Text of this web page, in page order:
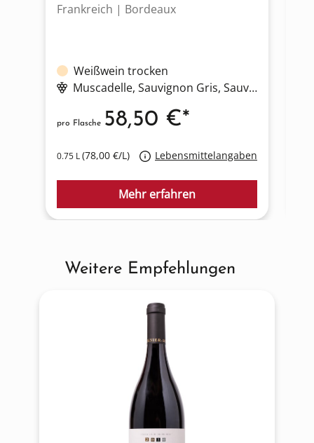
Frankreich | Bordeaux
Weißwein trocken
Muscadelle, Sauvignon Gris, Sauvignon Blanc
0.75 L(78,00 €/L) Lebensmittelangaben
pro Flasche 58,50 €*
Mehr erfahren
Produktgalerie überspringen
Weitere Empfehlungen